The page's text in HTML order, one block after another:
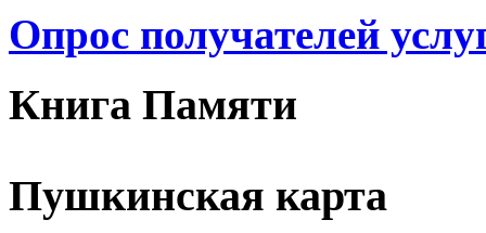
Опрос получателей
Книга Памяти
Пушкинская карта